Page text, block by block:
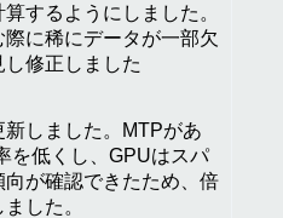
するようにしました。
に稀にデータが一部欠
修正しました
しました。MTPがあ
を低くし、GPUはスパ
が確認できたため、倍
した。